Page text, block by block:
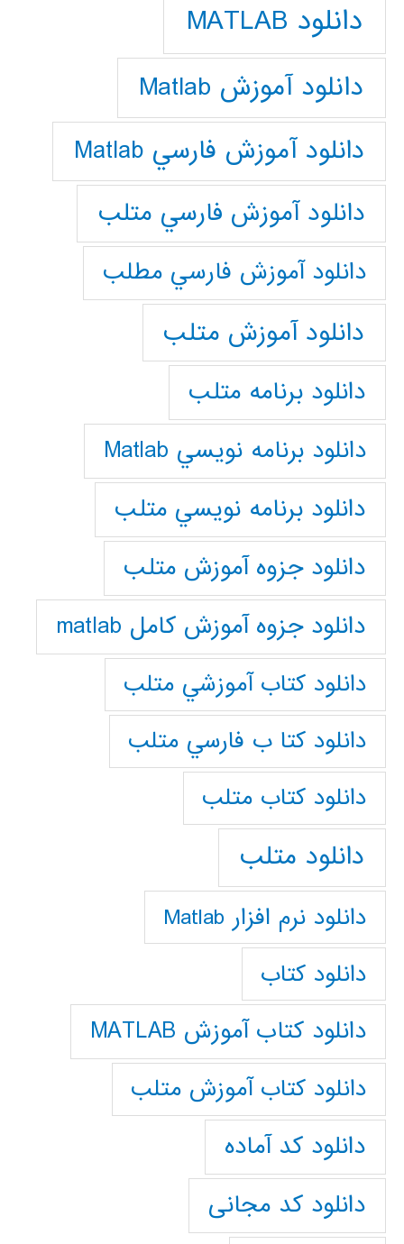
دانلود MATLAB
دانلود آموزش Matlab
دانلود آموزش فارسي Matlab
دانلود آموزش فارسي متلب
دانلود آموزش فارسي مطلب
دانلود آموزش متلب
دانلود برنامه متلب
دانلود برنامه نويسي Matlab
دانلود برنامه نويسي متلب
دانلود جزوه آموزش متلب
دانلود جزوه آموزش کامل matlab
دانلود كتاب آموزشي متلب
دانلود كتا ب فارسي متلب
دانلود كتاب متلب
دانلود متلب
دانلود نرم افزار Matlab
دانلود کتاب
دانلود کتاب آموزش MATLAB
دانلود کتاب آموزش متلب
دانلود کد آماده
دانلود کد مجانی